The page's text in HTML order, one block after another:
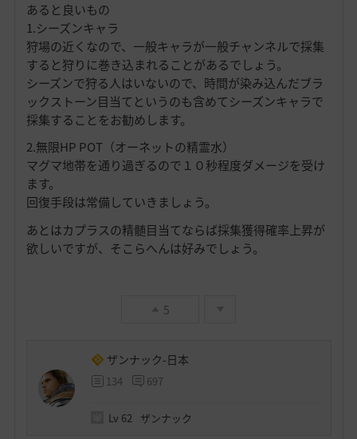
あると良いもの
1.シーズンキャラ
狩場の近くなので、一般キャラが一般チャンネルで採集
すると狩りに巻き込まれることがあるでしょう。
シーズンで狩る人はいないので、時間が染み込んだブラ
ックストーン目当てというのも含めてシーズンキャラで
採集することをお勧めします。
2.無限HP POT（オーネットの精霊水）
マグマ地帯を通り過ぎるので１０秒程度ダメージを受け
ます。
回復手段は常備していきましょう。
あとはカプラスの精髄目当てならば採集獲得確率上昇が
欲しいですが、そこらへんは好みでしょう。
5
ザンナック-日本
134 697
Lv 62 ザンナック